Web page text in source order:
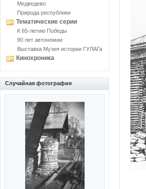
Медведево
Природа республики
Тематические серии
К 65-летию Победы
90 лет автономии
Выставка Музея истории ГУЛАГа
Кинохроника
Случайная фотография